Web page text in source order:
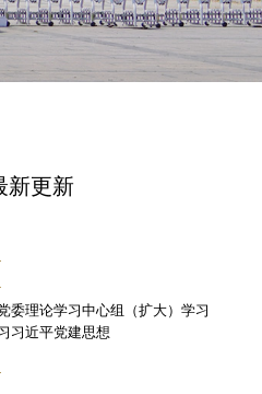
新更新
委理论学习中心组（扩大）学习
习近平党建思想